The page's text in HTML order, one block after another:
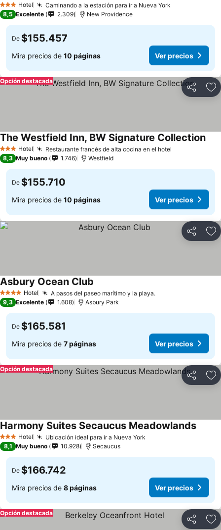
3 Estrellas
Hotel Caminando a la estación para ir a Nueva York
8,5 Excelente 2.309 New Providence
De $155.457
Mira precios de 10 páginas Ver precios
Compartir
Opción destacada
3 Estrellas
Hotel Restaurante francés de alta cocina en el hotel
The Westfield Inn, BW Signature Collection
8,3 Muy bueno 1.746 Westfield
De $155.710
Mira precios de 10 páginas Ver precios
Compartir
4 EstrellasHotel A pasos del paseo marítimo y la playa.
Asbury Ocean Club
9,3 Excelente 1.608 Asbury Park
De $165.581
Mira precios de 7 páginas Ver precios
Compartir
Opción destacada
3 Estrellas
Hotel Ubicación ideal para ir a Nueva York
Harmony Suites Secaucus Meadowlands
8,1 Muy bueno 10.928 Secaucus
De $166.742
Mira precios de 8 páginas Ver precios
Compartir
Opción destacada